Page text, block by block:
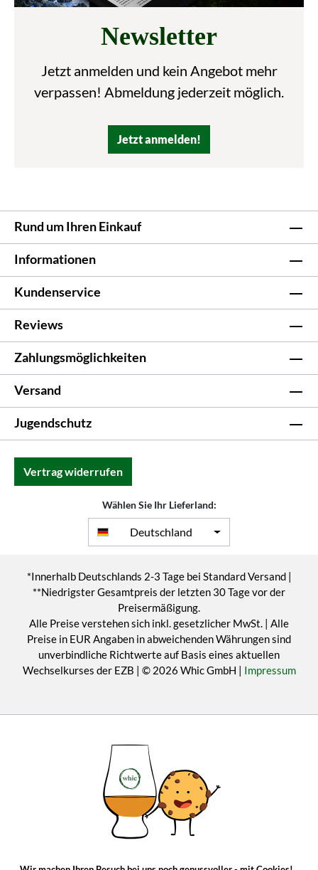
Newsletter
Jetzt anmelden und kein Angebot mehr
verpassen! Abmeldung jederzeit möglich.
Jetzt anmelden!
Rund um Ihren Einkauf
Informationen
Kundenservice
Reviews
Zahlungsmöglichkeiten
Versand
Jugendschutz
Vertrag widerrufen
Wählen Sie Ihr Lieferland:
Deutschland
*Innerhalb Deutschlands 2-3 Tage bei Standard Versand |
**Niedrigster Gesamtpreis der letzten 30 Tage vor der
Preisermäßigung.
Alle Preise verstehen sich inkl. gesetzlicher MwSt. | Alle
Preise in EUR Angaben in abweichenden Währungen sind
unverbindliche Richtwerte auf Basis eines aktuellen
Wechselkurses der EZB | © 2026 Whic GmbH | Impressum